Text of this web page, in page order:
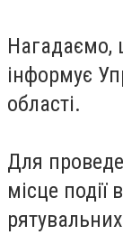
Нагадаємо,
інформує
області.
Для
місце події